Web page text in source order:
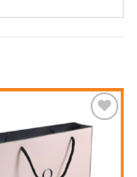
Add to
wishlist